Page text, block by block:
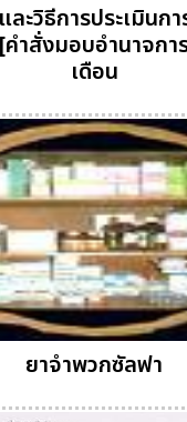
ะวิธีการประเมินก
คำสั่งมอบอำนาจกา
เดือน
ยาจำพวกซัลฟา